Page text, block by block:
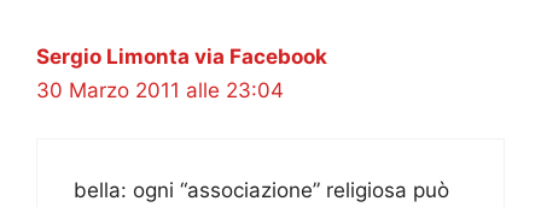
Sergio Limonta via Facebook
30 Marzo 2011 alle 23:04
bella: ogni “associazione” religiosa può